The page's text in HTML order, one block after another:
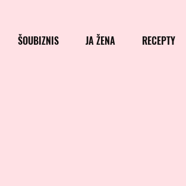
ŠOUBIZNIS JA ŽENA RECEPTY